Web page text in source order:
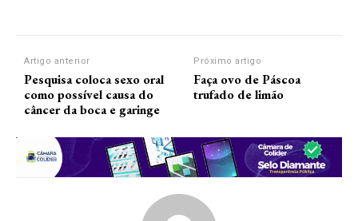
Artigo anterior
Pesquisa coloca sexo oral
como possível causa do
câncer da boca e garinge
Próximo artigo
Faça ovo de Páscoa
trufado de limão